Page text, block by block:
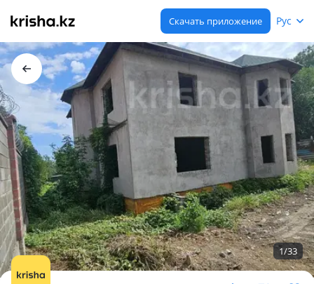
Скачать приложение Рус
1/33